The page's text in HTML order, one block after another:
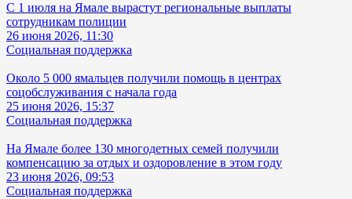
С 1 июля на Ямале вырастут региональные выплаты
сотрудникам полиции
26 июня 2026, 11:30
Социальная поддержка
Около 5 000 ямальцев получили помощь в центрах
соцобслуживания с начала года
25 июня 2026, 15:37
Социальная поддержка
На Ямале более 130 многодетных семей получили
компенсацию за отдых и оздоровление в этом году
23 июня 2026, 09:53
Социальная поддержка